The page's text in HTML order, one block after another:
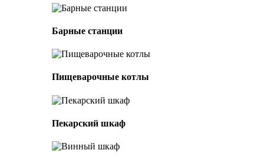
Барные станции
Пищеварочные котлы
Пекарский шкаф